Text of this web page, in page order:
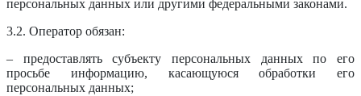
персональных данных или другими федеральными законами.
3.2. Оператор обязан:
– предоставлять субъекту персональных данных по его
просьбе информацию, касающуюся обработки его
персональных данных;